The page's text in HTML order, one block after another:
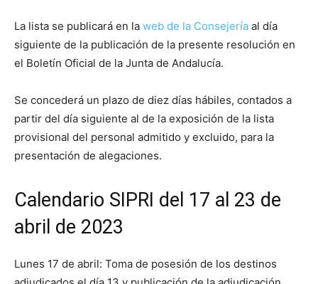
La lista se publicará en la web de la Consejería al día
siguiente de la publicación de la presente resolución en
el Boletín Oficial de la Junta de Andalucía.
Se concederá un plazo de diez días hábiles, contados a
partir del día siguiente al de la exposición de la lista
provisional del personal admitido y excluido, para la
presentación de alegaciones.
Calendario SIPRI del 17 al 23 de
abril de 2023
Lunes 17 de abril: Toma de posesión de los destinos